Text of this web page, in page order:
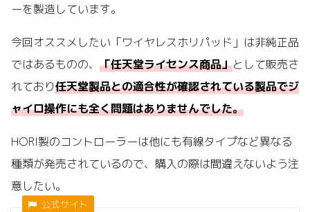
ーを製造しています。
今回オススメしたい「ワイヤレスホリパッド」は非純正品
ではあるものの、 「任天堂ライセンス商品」として販売さ
れており任天堂製品との適合性が確認されている製品でジ
ャイロ操作にも全く問題はありませんでした。
HORI製のコントローラーは他にも有線タイプなど異なる
種類が発売されているので、購入の際は間違えないよう注
意したい。